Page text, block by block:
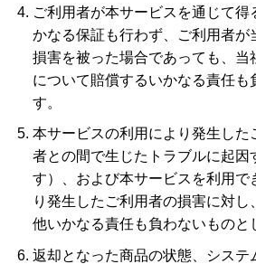
ご利用者が本サービスを通じて得
かなる保証も行わず、ご利用者が
損害を被った場合であっても、当
について賠償するいかなる責任も
す。
本サービスの利用により発生した
者との間で生じたトラブルに起因
す）、および本サービスを利用で
り発生したご利用者の損害に対し
他いかなる責任も負わないものと
返却となった商品の状態、システ